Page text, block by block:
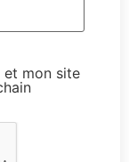
et mon site